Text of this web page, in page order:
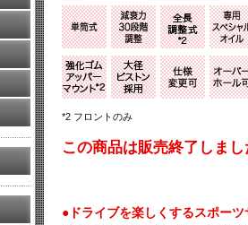
*2 フロントのみ
この商品は販売終了しまし
●ドライブを楽しくするスポー